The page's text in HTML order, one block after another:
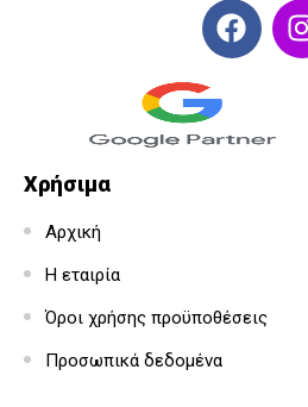
Χρήσιμα
Αρχική
Η εταιρία
Όροι χρήσης προϋποθέσεις
Προσωπικά δεδομένα